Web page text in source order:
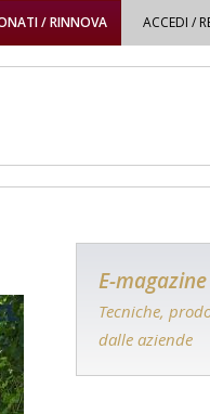
/ RINNOVA ACCEDI /
E-magazine
Tecniche,
dalle aziende